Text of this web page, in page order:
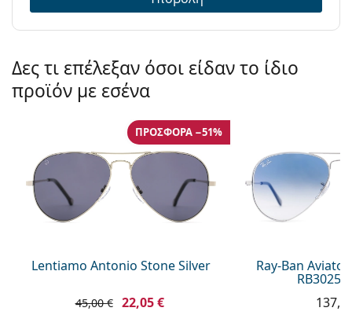
Δες τι επέλεξαν όσοι είδαν το ίδιο
προϊόν με εσένα
Lentiamo Antonio Stone Silver
ΠΡΟΣΦΟΡΆ −51%
45,00 € 22,05 €
Ray-Ban
RB3025